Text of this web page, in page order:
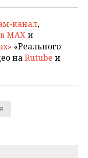
канал,
MAXи
«Реального
наRutube и